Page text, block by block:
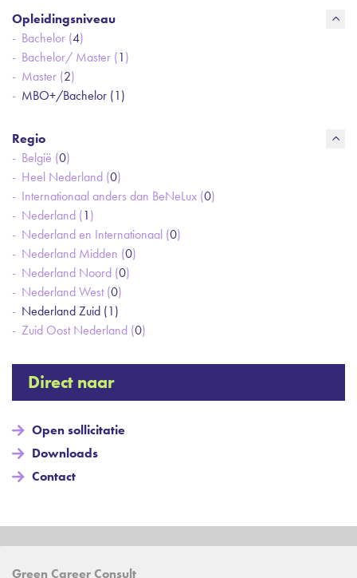
Opleidingsniveau
Bachelor (4)
Bachelor/ Master (1)
Master (2)
MBO+/Bachelor (1)
Regio
België (0)
Heel Nederland (0)
Internationaal anders dan BeNeLux (0)
Nederland (1)
Nederland en Internationaal (0)
Nederland Midden (0)
Nederland Noord (0)
Nederland West (0)
Nederland Zuid (1)
Zuid Oost Nederland (0)
Direct naar
Open sollicitatie
Downloads
Contact
Green Career Consult